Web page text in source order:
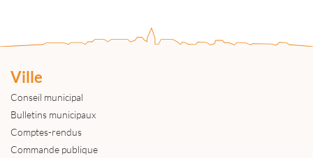
Ville
Conseil municipal
Bulletins municipaux
Comptes-rendus
Commande publique